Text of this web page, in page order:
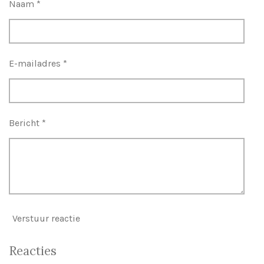
Naam *
E-mailadres *
Bericht *
Verstuur reactie
Reacties